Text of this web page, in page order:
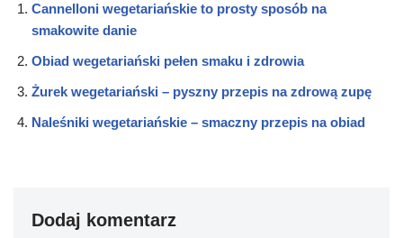
Cannelloni wegetariańskie to prosty sposób na
smakowite danie
Obiad wegetariański pełen smaku i zdrowia
Żurek wegetariański – pyszny przepis na zdrową zupę
Naleśniki wegetariańskie – smaczny przepis na obiad
Dodaj komentarz